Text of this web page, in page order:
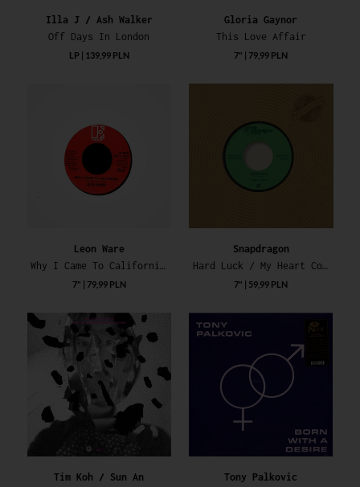
Illa J / Ash Walker
Off Days In London
LP | 139,99 PLN
Gloria Gaynor
This Love Affair
7" | 79,99 PLN
Leon Ware
Why I Came To California / Rockin' You Eternally
7" | 79,99 PLN
Snapdragon
Hard Luck / My Heart Consedes
7" | 59,99 PLN
Tim Koh / Sun An
Tony Palkovic